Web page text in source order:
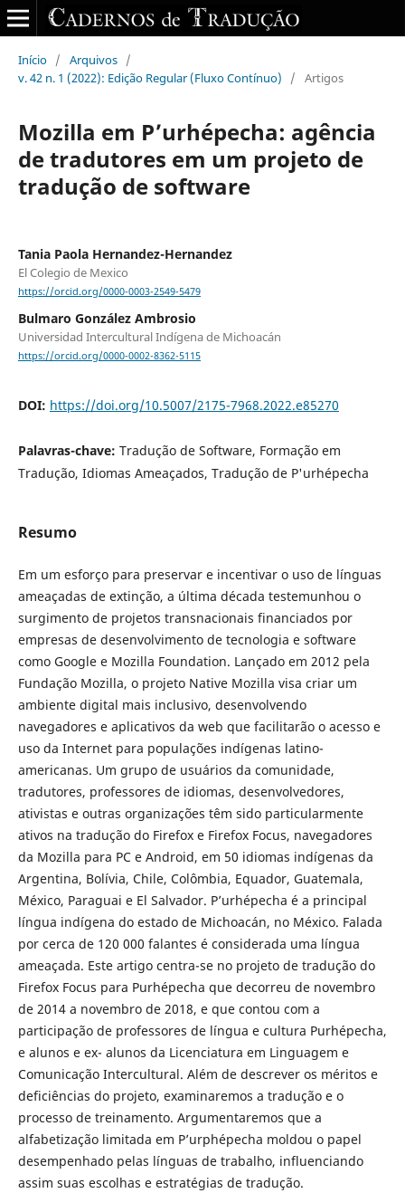
Início / Arquivos /
v. 42 n. 1 (2022): Edição Regular (Fluxo Contínuo)
/ Artigos
Mozilla em P’urhépecha: agência
de tradutores em um projeto de
tradução de software
Tania Paola Hernandez-Hernandez
El Colegio de Mexico
https://orcid.org/0000-0003-2549-5479
Bulmaro González Ambrosio
Universidad Intercultural Indígena de Michoacán
https://orcid.org/0000-0002-8362-5115
DOI: https://doi.org/10.5007/2175-7968.2022.e85270
Palavras-chave: Tradução de Software, Formação em
Tradução, Idiomas Ameaçados, Tradução de P'urhépecha
Resumo
Em um esforço para preservar e incentivar o uso de línguas
ameaçadas de extinção, a última década testemunhou o
surgimento de projetos transnacionais financiados por
empresas de desenvolvimento de tecnologia e software
como Google e Mozilla Foundation. Lançado em 2012 pela
Fundação Mozilla, o projeto Native Mozilla visa criar um
ambiente digital mais inclusivo, desenvolvendo
navegadores e aplicativos da web que facilitarão o acesso e
uso da Internet para populações indígenas latino-
americanas. Um grupo de usuários da comunidade,
tradutores, professores de idiomas, desenvolvedores,
ativistas e outras organizações têm sido particularmente
ativos na tradução do Firefox e Firefox Focus, navegadores
da Mozilla para PC e Android, em 50 idiomas indígenas da
Argentina, Bolívia, Chile, Colômbia, Equador, Guatemala,
México, Paraguai e El Salvador. P’urhépecha é a principal
língua indígena do estado de Michoacán, no México. Falada
por cerca de 120 000 falantes é considerada uma língua
ameaçada. Este artigo centra-se no projeto de tradução do
Firefox Focus para Purhépecha que decorreu de novembro
de 2014 a novembro de 2018, e que contou com a
participação de professores de língua e cultura Purhépecha,
e alunos e ex- alunos da Licenciatura em Linguagem e
Comunicação Intercultural. Além de descrever os méritos e
deficiências do projeto, examinaremos a tradução e o
processo de treinamento. Argumentaremos que a
alfabetização limitada em P’urphépecha moldou o papel
desempenhado pelas línguas de trabalho, influenciando
assim suas escolhas e estratégias de tradução.